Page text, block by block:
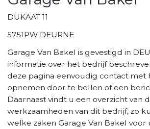
DUKAAT 11
5751PW DEURNE
Garage Van Bakel is gevestigd in
informatie over het bedrijf
deze pagina eenvoudig contact met
opnemen door te bellen of een
Daarnaast vindt u een overzicht van
werkzaamheden van dit bedrijf, zo
welke zaken Garage Van Bakel voor